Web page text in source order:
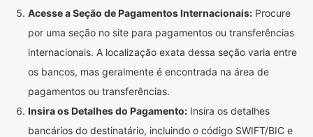
Acesse a Seção de Pagamentos Internacionais: Procure
por uma seção no site para pagamentos ou transferências
internacionais. A localização exata dessa seção varia entre
os bancos, mas geralmente é encontrada na área de
pagamentos ou transferências.
Insira os Detalhes do Pagamento: Insira os detalhes
bancários do destinatário, incluindo o código SWIFT/BIC e